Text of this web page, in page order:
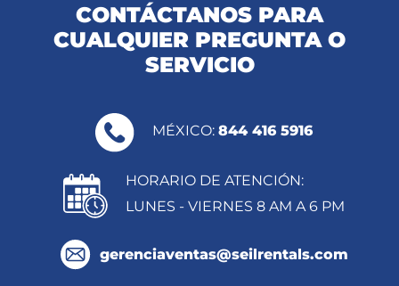
CONTÁCTANOS PARA
CUALQUIER PREGUNTA O
SERVICIO
MÉXICO: 844 416 5916
HORARIO DE ATENCIÓN:
LUNES - VIERNES 8 AM A 6 PM
gerenciaventas@seilrentals.com